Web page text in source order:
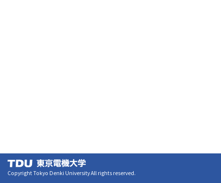
Copyright Tokyo Denki University All rights reserved.